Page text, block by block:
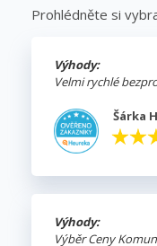
Prohlédněte si
Výhody:
Velmi rychlé
Šárka
Výhody:
Výběr Ceny